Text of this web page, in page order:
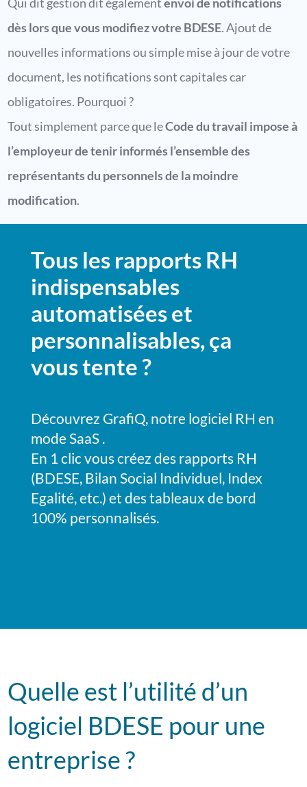
dès lors que vous modifiez votre BDESE. Ajout de
nouvelles informations ou simple mise à jour de votre
document, les notifications sont capitales car
obligatoires. Pourquoi ?
Tout simplement parce que leCode du travail impose à
l’employeur de tenir informés l’ensemble des
représentants du personnels de la moindre
modification.
Tous les rapports RH
indispensables
automatisées et
personnalisables, ça
vous tente ?
Découvrez GrafiQ, notre logiciel RH en
mode SaaS .
En 1 clic vous créez des rapports RH
(BDESE, Bilan Social Individuel, Index
Egalité, etc.) et des tableaux de bord
100% personnalisés.
Quelle est l’utilité d’un
logiciel BDESE pour une
entreprise ?